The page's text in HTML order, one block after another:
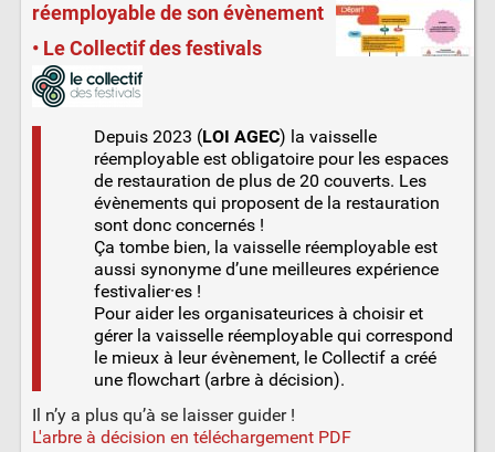
réemployable de son évènement
• Le Collectif des festivals
Depuis 2023 (LOI AGEC) la vaisselle
réemployable est obligatoire pour les espaces
de restauration de plus de 20 couverts. Les
évènements qui proposent de la restauration
sont donc concernés !
Ça tombe bien, la vaisselle réemployable est
aussi synonyme d’une meilleures expérience
festivalier·es !
Pour aider les organisateurices à choisir et
gérer la vaisselle réemployable qui correspond
le mieux à leur évènement, le Collectif a créé
une flowchart (arbre à décision).
Il n’y a plus qu’à se laisser guider !
L'arbre à décision en téléchargement PDF